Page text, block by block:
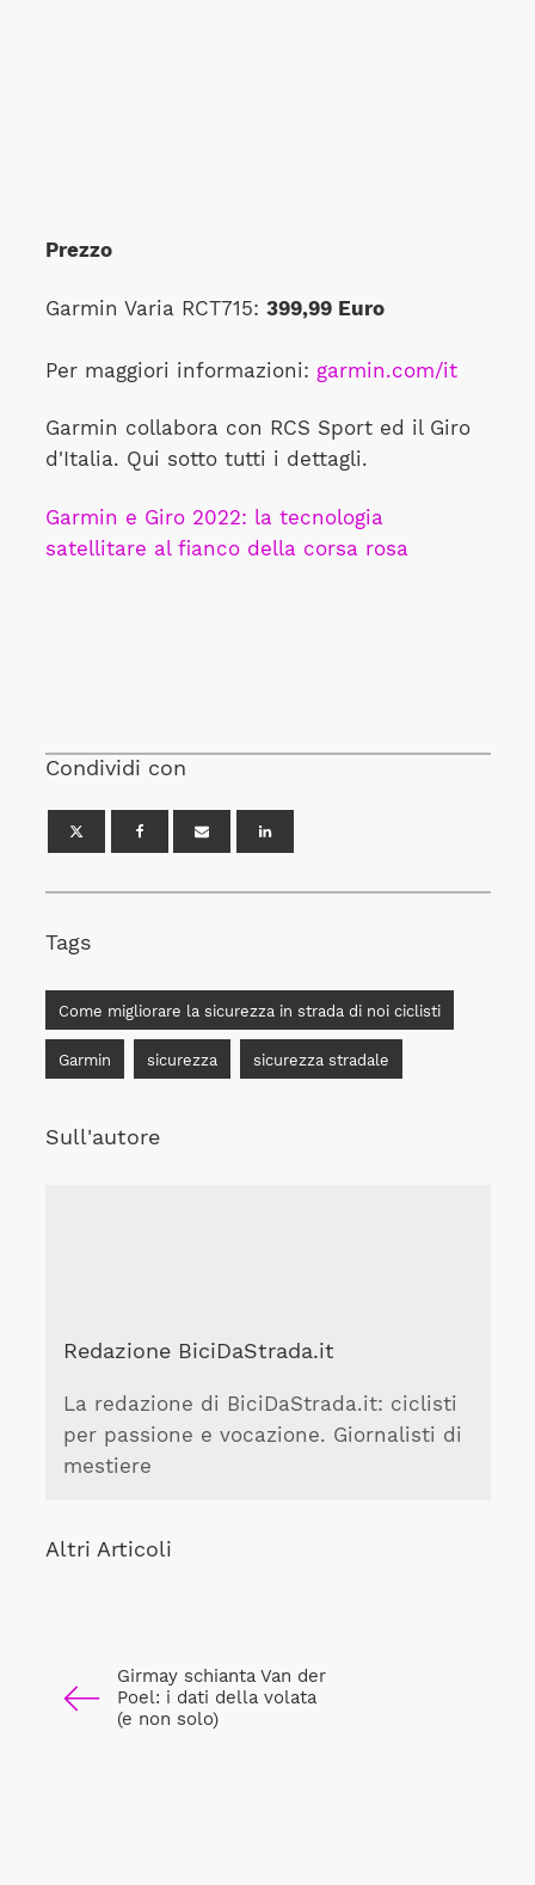
Prezzo
Garmin Varia RCT715: 399,99 Euro
Per maggiori informazioni: garmin.com/it
Garmin collabora con RCS Sport ed il Giro
d'Italia. Qui sotto tutti i dettagli.
Garmin e Giro 2022: la tecnologia
satellitare al fianco della corsa rosa
Condividi con
Tags
Come migliorare la sicurezza in strada di noi ciclisti
Garmin sicurezza sicurezza stradale
Sull'autore
Redazione BiciDaStrada.it
La redazione di BiciDaStrada.it: ciclisti
per passione e vocazione. Giornalisti di
mestiere
Altri Articoli
Girmay schianta Van der
Poel: i dati della volata
(e non solo)